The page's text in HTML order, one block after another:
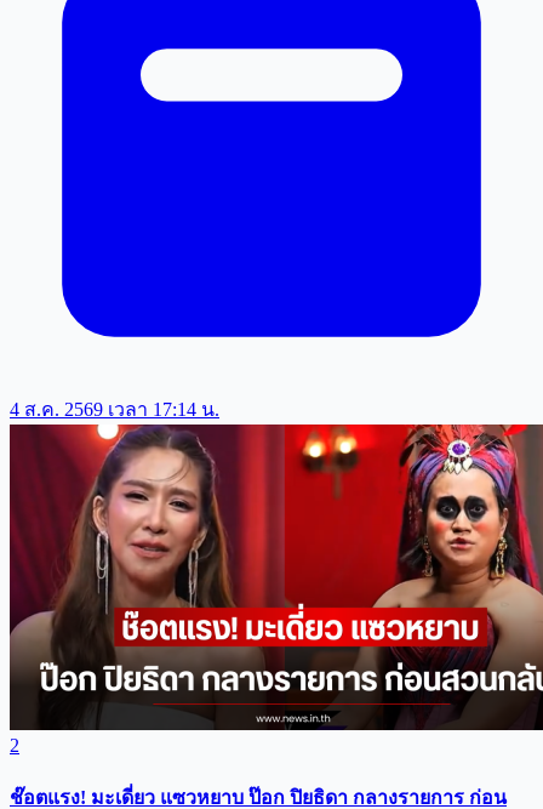
4 ส.ค. 2569 เวลา 17:14 น.
2
ช๊อตแรง! มะเดี่ยว แซวหยาบ ป๊อก ปิยธิดา กลางรายการ ก่อน